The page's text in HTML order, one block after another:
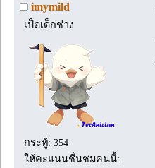
imymild
เป็ดเด็กช่าง
กระทู้: 354
ให้คะแนนชื่นชมคนนี้: